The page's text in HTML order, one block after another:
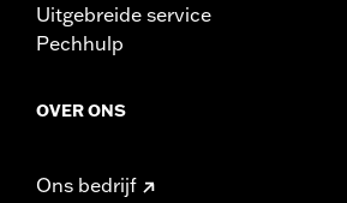
Uitgebreide service
Pechhulp
OVER ONS
Ons bedrijf